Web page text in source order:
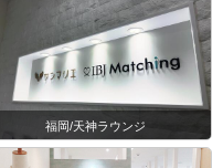
福岡/天神ラウンジ